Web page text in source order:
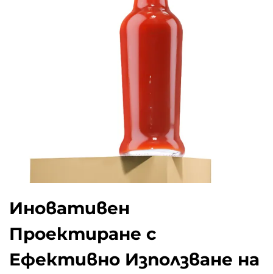
Иновативен
Проектиране с
Ефективно Използване на